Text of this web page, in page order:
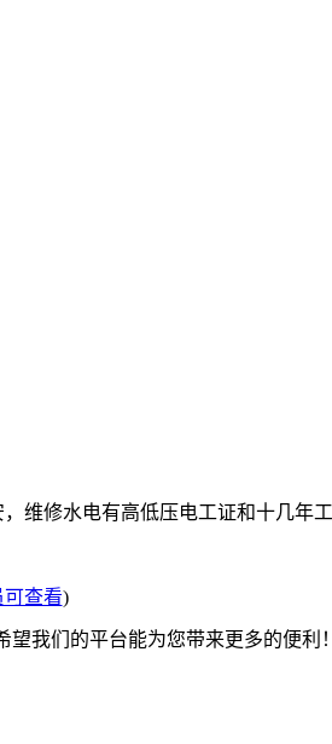
维修水电有高低压电工证和十几年
查看)
我们的平台能为您带来更多的便利！